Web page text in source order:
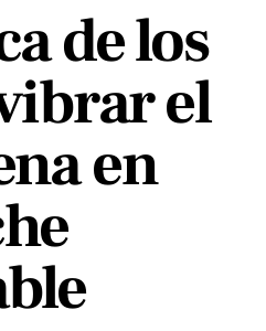
de los
el
en